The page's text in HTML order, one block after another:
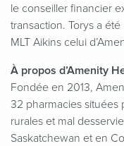
le conseiller financier
transaction. Torys a
MLT Aikins celui
À propos d’Amenity
Fondée en 2013,
32 pharmacies situées
rurales et mal
Saskatchewan et en